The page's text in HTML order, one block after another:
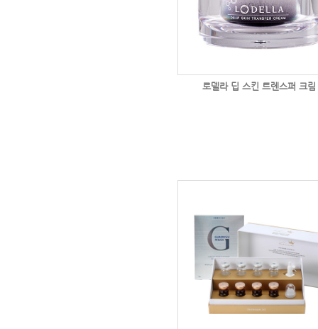
로델라 딥 스킨 트렌스퍼 크림